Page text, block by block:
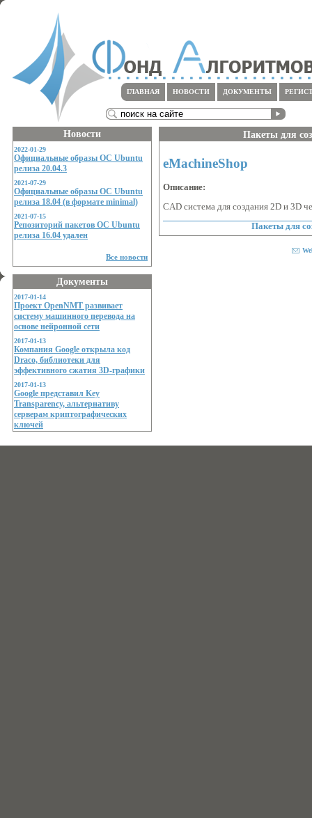
ДОКУМЕНТЫ
НОВОСТИ
ГЛАВНАЯ
Новости
2022-01-29
Официальные образы ОС Ubuntu
релиза 20.04.3
2021-07-29
Официальные образы ОС Ubuntu
релиза 18.04 (в формате minimal)
2021-07-15
Репозиторий пакетов ОС Ubuntu
релиза 16.04 удален
Все новости
Документы
2017-01-14
Проект OpenNMT развивает
систему машинного перевода на
основе нейронной сети
2017-01-13
Компания Google открыла код
Draco, библиотеки для
эффективного сжатия 3D-графики
2017-01-13
Google представил Key
Transparency, альтернативу
серверам криптографических
ключей
Пакеты для
eMachineShop
Описание:
CAD система для создания 2D и 3D
Пакеты для